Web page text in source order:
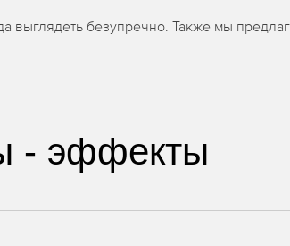
выглядеть безупречно. Также мы
- эффекты